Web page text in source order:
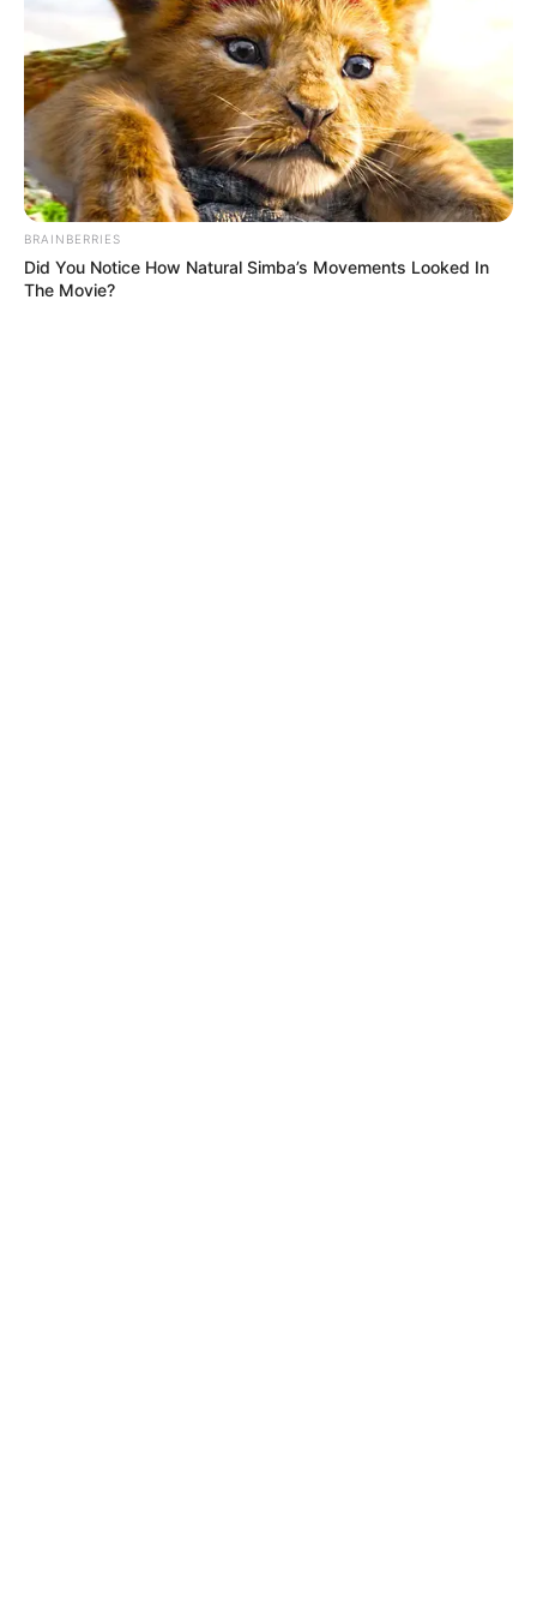
JUEGOS DE AZAR CHANCES LOTERÍAS
MANTÉNGASE EN ALERTA
Tenemos todas las noticias que le
interesan. Para estar bien informado, por
BRAINBERRIES
Did You Notice How Natural Simba’s Movements Looked In
The Movie?